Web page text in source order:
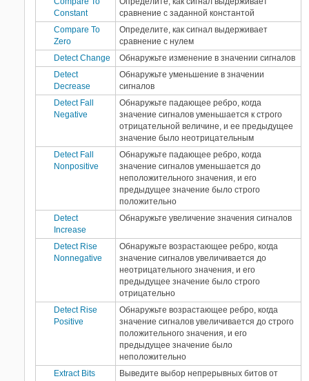
Constant
сравнение с заданной константой
Compare To
Zero
Определите, как сигнал выдерживает
сравнение с нулем
Detect Change
Обнаружьте изменение в значении сигналов
Detect
Decrease
Обнаружьте уменьшение в значении
сигналов
Detect Fall
Negative
Обнаружьте падающее ребро, когда
значение сигналов уменьшается к строго
отрицательной величине, и ее предыдущее
значение было неотрицательным
Detect Fall
Nonpositive
Обнаружьте падающее ребро, когда
значение сигналов уменьшается до
неположительного значения, и его
предыдущее значение было строго
положительно
Detect
Increase
Обнаружьте увеличение значения сигналов
Detect Rise
Nonnegative
Обнаружьте возрастающее ребро, когда
значение сигналов увеличивается до
неотрицательного значения, и его
предыдущее значение было строго
отрицательно
Detect Rise
Positive
Обнаружьте возрастающее ребро, когда
значение сигналов увеличивается до строго
положительного значения, и его
предыдущее значение было
неположительно
Extract Bits
Выведите выбор непрерывных битов от